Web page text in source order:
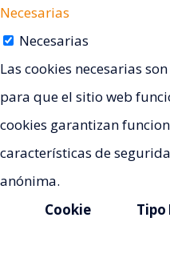
Necesarias
Necesarias
Las cookies necesarias
para que el sitio web
cookies garantizan
características de
anónima.
Cookie
Tipo